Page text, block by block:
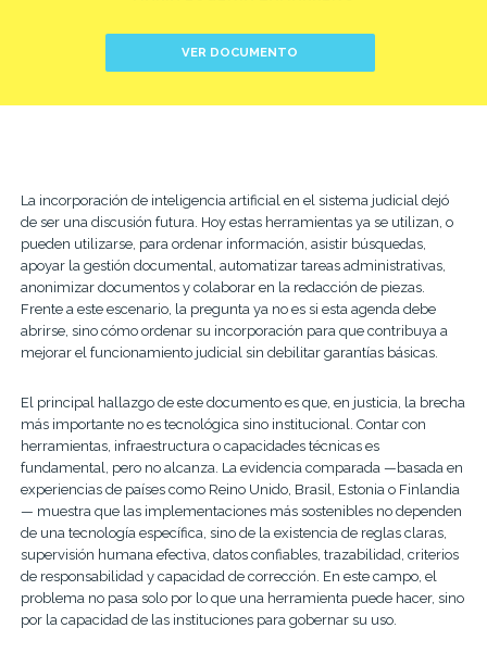
VER DOCUMENTO
La incorporación de inteligencia artificial en el sistema judicial dejó
de ser una discusión futura. Hoy estas herramientas ya se utilizan, o
pueden utilizarse, para ordenar información, asistir búsquedas,
apoyar la gestión documental, automatizar tareas administrativas,
anonimizar documentos y colaborar en la redacción de piezas.
Frente a este escenario, la pregunta ya no es si esta agenda debe
abrirse, sino cómo ordenar su incorporación para que contribuya a
mejorar el funcionamiento judicial sin debilitar garantías básicas.
El principal hallazgo de este documento es que, en justicia, la brecha
más importante no es tecnológica sino institucional. Contar con
herramientas, infraestructura o capacidades técnicas es
fundamental, pero no alcanza. La evidencia comparada —basada en
experiencias de países como Reino Unido, Brasil, Estonia o Finlandia
— muestra que las implementaciones más sostenibles no dependen
de una tecnología específica, sino de la existencia de reglas claras,
supervisión humana efectiva, datos confiables, trazabilidad, criterios
de responsabilidad y capacidad de corrección. En este campo, el
problema no pasa solo por lo que una herramienta puede hacer, sino
por la capacidad de las instituciones para gobernar su uso.